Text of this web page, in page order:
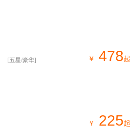
[五星/豪华]
￥ 478起
￥ 225起